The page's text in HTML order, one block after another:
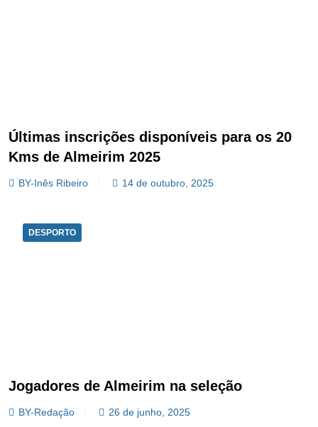
Últimas inscrições disponíveis para os 20
Kms de Almeirim 2025
BY-Inês Ribeiro 14 de outubro, 2025
DESPORTO
Jogadores de Almeirim na seleção
BY-Redação 26 de junho, 2025